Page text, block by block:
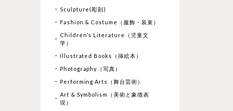
Sculpture(彫刻)
Fashion & Costume（服飾・装束）
Children’s Literature（児童文
学）
Illustrated Books（挿絵本）
Photography（写真）
Performing Arts（舞台芸術）
Art & Symbolism（美術と象徴表
現）